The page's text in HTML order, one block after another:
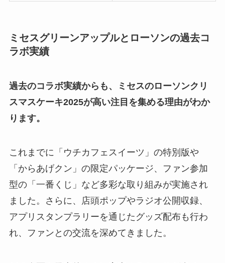
ミセスグリーンアップルとローソンの過去コ
ラボ実績
過去のコラボ実績からも、ミセスのローソンクリ
スマスケーキ2025が高い注目を集める理由がわか
ります。
これまでに「ウチカフェスイーツ」の特別版や
「からあげクン」の限定パッケージ、ファン参加
型の「一番くじ」など多彩な取り組みが実施され
ました。さらに、店頭ポップやラジオ公開収録、
アプリスタンプラリーを通じたグッズ配布も行わ
れ、ファンとの交流を深めてきました。